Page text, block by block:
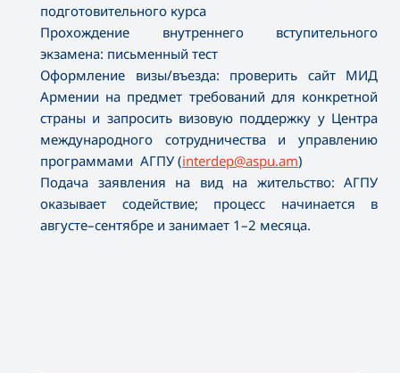
подготовительного курса
Прохождение внутреннего вступительного
экзамена: письменный тест
Оформление визы/въезда: проверить сайт МИД
Армении на предмет требований для конкретной
страны и запросить визовую поддержку у Центра
международного сотрудничества и управлению
программами АГПУ (interdep@aspu.am)
Подача заявления на вид на жительство: АГПУ
оказывает содействие; процесс начинается в
августе–сентябре и занимает 1–2 месяца.